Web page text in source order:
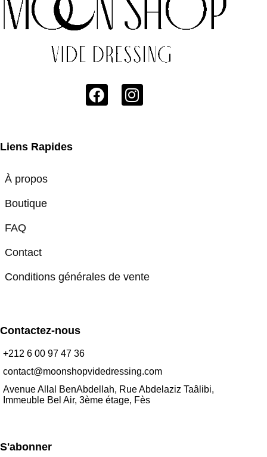
Liens Rapides
À propos
Boutique
FAQ
Contact
Conditions générales de vente
Contactez-nous
+212 6 00 97 47 36
contact@moonshopvidedressing.com
Avenue Allal BenAbdellah, Rue Abdelaziz Taâlibi,
Immeuble Bel Air, 3ème étage, Fès
S'abonner